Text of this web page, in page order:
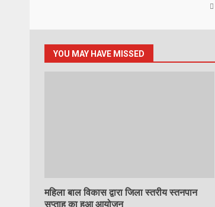
YOU MAY HAVE MISSED
महिला बाल विकास द्वारा जिला स्तरीय स्तनपान
सप्ताह का हुआ आयोजन